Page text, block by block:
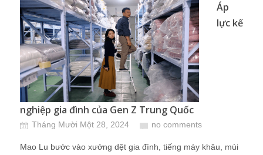
Áp
lực kế
nghiệp gia đình của Gen Z Trung Quốc
Tháng Mười Một 28, 2024 no comments
Mao Lu bước vào xưởng dệt gia đình, tiếng máy khâu, mùi